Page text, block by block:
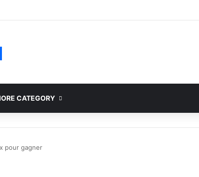
Guide to MOD APK Downloads, Features, and Risks
CATEGORY
pour gagner